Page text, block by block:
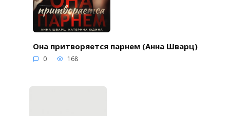
Она притворяется парнем (Анна Шварц)
0 168